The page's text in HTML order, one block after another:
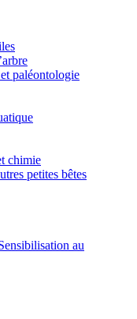
paléontologie
chimie
petites bêtes
au